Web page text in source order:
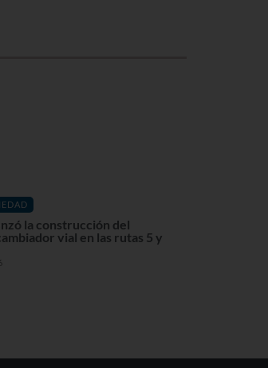
la construcción del
vial en las rutas 5 y